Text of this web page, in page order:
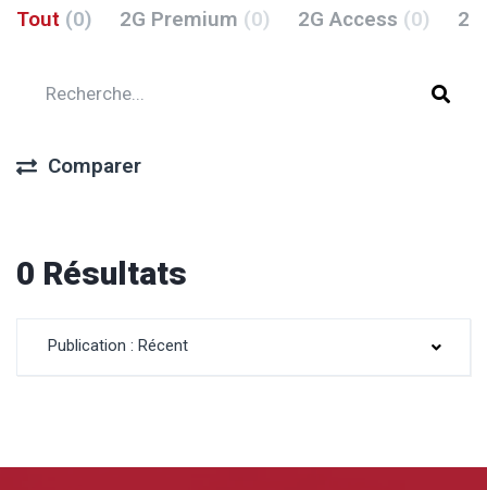
Tout (0) 2G Premium (0) 2G Access (0)
Comparer
0 Résultats
Publication : Récent